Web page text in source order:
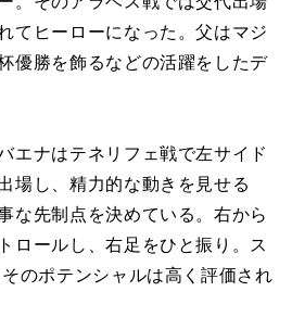
てヒーローになった。父はマジ
優勝を飾るなどの活躍をしたデ
エナはテネリフェ戦で左サイド
場し、精力的な動きを見せる
な先制点を決めている。右から
ロールし、右足をひと振り。ス
のポテンシャルは高く評価され